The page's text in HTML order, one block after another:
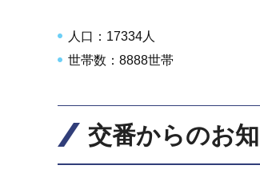
人口：17334人
世帯数：8888世帯
交番からのお